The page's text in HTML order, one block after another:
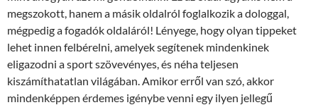
megszokott, hanem a másik oldalról foglalkozik a dologgal,
mégpedig a fogadók oldaláról! Lényege, hogy olyan tippeket
lehet innen felbérelni, amelyek segítenek mindenkinek
eligazodni a sport szövevényes, és néha teljesen
kiszámíthatatlan világában. Amikor erről van szó, akkor
mindenképpen érdemes igénybe venni egy ilyen jellegű